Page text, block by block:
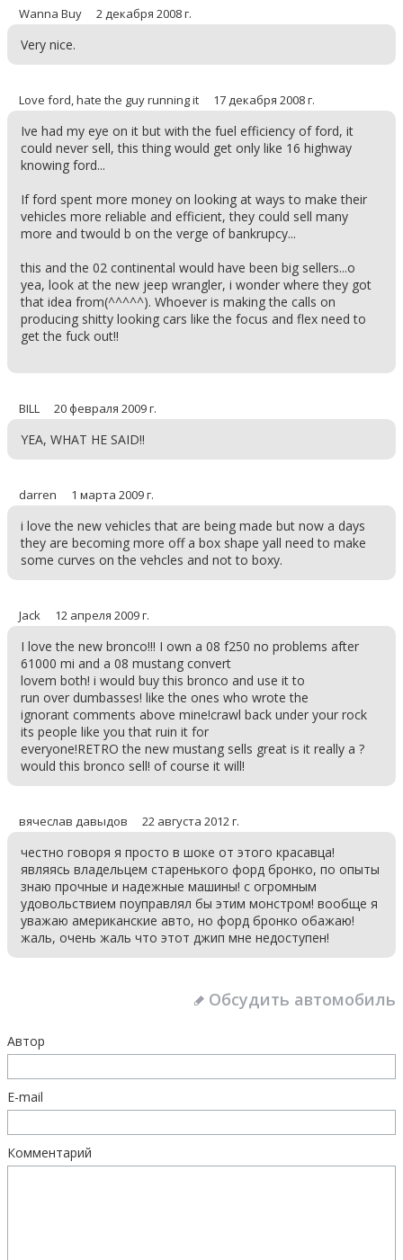
Wanna Buy 2 декабря 2008 г.
Very nice.
Love ford, hate the guy running it 17 декабря 2008 г.
Ive had my eye on it but with the fuel efficiency of ford, it
could never sell, this thing would get only like 16 highway
knowing ford...
If ford spent more money on looking at ways to make their
vehicles more reliable and efficient, they could sell many
more and twould b on the verge of bankrupcy...
this and the 02 continental would have been big sellers...o
yea, look at the new jeep wrangler, i wonder where they got
that idea from(^^^^^). Whoever is making the calls on
producing shitty looking cars like the focus and flex need to
get the fuck out!!
BILL 20 февраля 2009 г.
YEA, WHAT HE SAID!!
darren 1 марта 2009 г.
i love the new vehicles that are being made but now a days
they are becoming more off a box shape yall need to make
some curves on the vehcles and not to boxy.
Jack 12 апреля 2009 г.
I love the new bronco!!! I own a 08 f250 no problems after
61000 mi and a 08 mustang convert
lovem both! i would buy this bronco and use it to
run over dumbasses! like the ones who wrote the
ignorant comments above mine!crawl back under your rock
its people like you that ruin it for
everyone!RETRO the new mustang sells great is it really a ?
would this bronco sell! of course it will!
вячеслав давыдов 22 августа 2012 г.
честно говоря я просто в шоке от этого красавца!
являясь владельцем старенького форд бронко, по опыты
знаю прочные и надежные машины! с огромным
удовольствием поуправлял бы этим монстром! вообще я
уважаю американские авто, но форд бронко обажаю!
жаль, очень жаль что этот джип мне недоступен!
Обсудить автомобиль
Автор
E-mail
Комментарий